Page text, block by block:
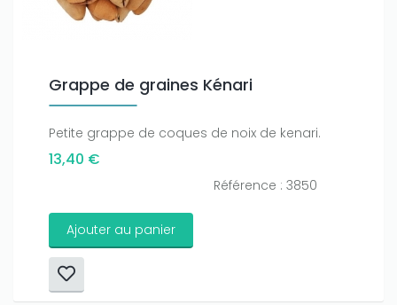
Grappe de graines Kénari
Petite grappe de coques de noix de kenari.
13,40 €
Référence : 3850
Ajouter au panier